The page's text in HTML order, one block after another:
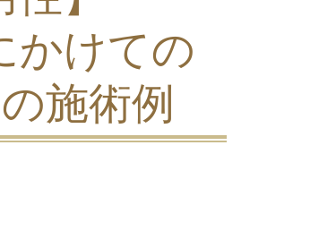
かけての
施術例